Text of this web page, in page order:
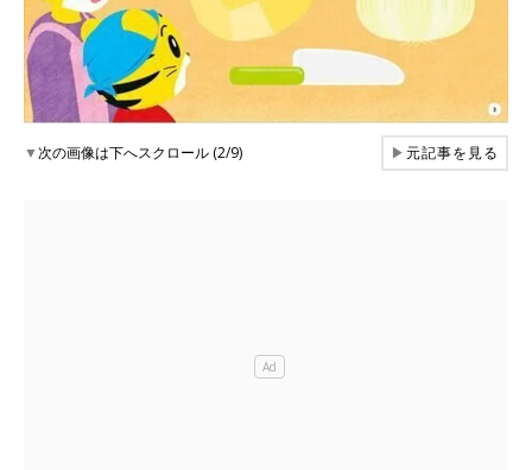
▼次の画像は下へスクロール (2/9) ▶元記事を見る